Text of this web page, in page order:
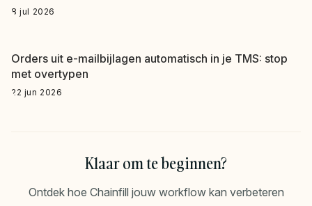
8 jul 2026
Orders uit e-mailbijlagen automatisch in je TMS: stop
met overtypen
22 jun 2026
Klaar om te beginnen?
Ontdek hoe Chainfill jouw workflow kan verbeteren